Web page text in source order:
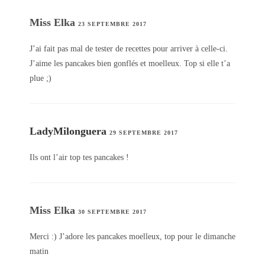
Miss Elka 23 SEPTEMBRE 2017
J’ai fait pas mal de tester de recettes pour arriver à celle-ci.
J’aime les pancakes bien gonflés et moelleux. Top si elle t’a
plue ;)
LadyMilonguera 29 SEPTEMBRE 2017
Ils ont l’air top tes pancakes !
Miss Elka 30 SEPTEMBRE 2017
Merci :) J’adore les pancakes moelleux, top pour le dimanche
matin